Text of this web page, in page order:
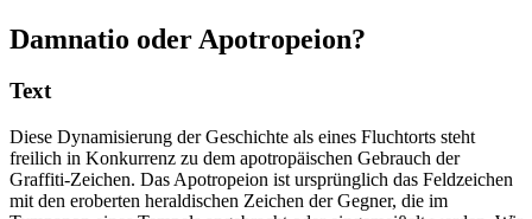
Damnatio oder Apotropeion?
Text
Diese Dynamisierung der Geschichte als eines Fluchtorts steht
freilich in Konkurrenz zu dem apotropäischen Gebrauch der
Graffiti-Zeichen. Das Apotropeion ist ursprünglich das Feldzeichen
mit den eroberten heraldischen Zeichen der Gegner, die im